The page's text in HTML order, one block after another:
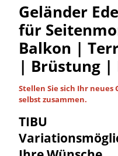
Geländer
für
Balkon |
| Brüstung |
Stellen Sie sich Ihr
selbstzusammen.
TIBU